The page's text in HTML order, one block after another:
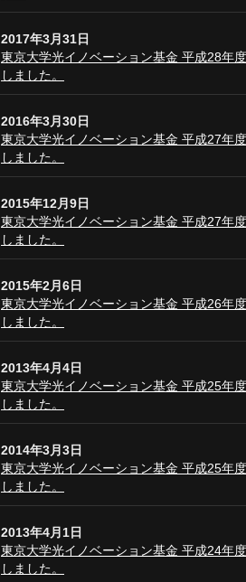
2017年3月31日
東京大学光イノベーション基金 平成28年
しました。
2016年3月30日
東京大学光イノベーション基金 平成27年
しました。
2015年12月9日
東京大学光イノベーション基金 平成27年
しました。
2015年2月6日
東京大学光イノベーション基金 平成26年
しました。
2013年4月4日
東京大学光イノベーション基金 平成25年
しました。
2014年3月3日
東京大学光イノベーション基金 平成25年
しました。
2013年4月1日
東京大学光イノベーション基金 平成24年
しました。